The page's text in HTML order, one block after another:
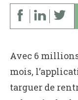
Avec 6
mois,
targuer de